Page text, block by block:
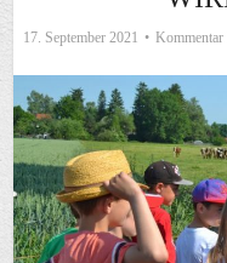
17. September 2021